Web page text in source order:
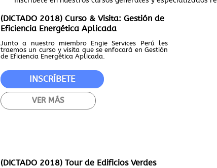
(DICTADO 2018) Curso & Visita: Gestión de
Eficiencia Energética Aplicada
Junto a nuestro miembro Engie Services Perú les
traemos un curso y visita que se enfocará en Gestión
de Eficiencia Energética Aplicada.
INSCRÍBETE
VER MÁS
(DICTADO 2018) Tour de Edificios Verdes